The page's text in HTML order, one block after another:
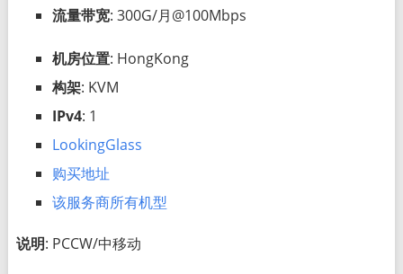
流量带宽: 300G/月@100Mbps
机房位置: HongKong
构架: KVM
IPv4: 1
LookingGlass
购买地址
该服务商所有机型
说明: PCCW/中移动